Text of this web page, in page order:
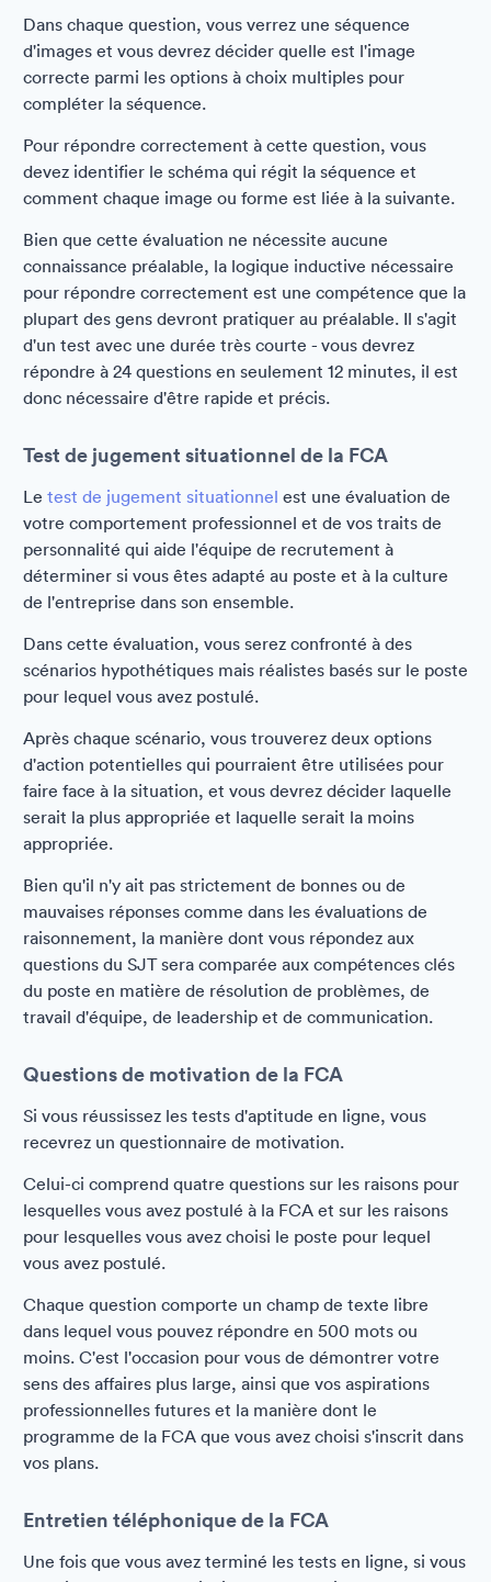
Dans chaque question, vous verrez une séquence
d'images et vous devrez décider quelle est l'image
correcte parmi les options à choix multiples pour
compléter la séquence.
Pour répondre correctement à cette question, vous
devez identifier le schéma qui régit la séquence et
comment chaque image ou forme est liée à la suivante.
Bien que cette évaluation ne nécessite aucune
connaissance préalable, la logique inductive nécessaire
pour répondre correctement est une compétence que la
plupart des gens devront pratiquer au préalable. Il s'agit
d'un test avec une durée très courte - vous devrez
répondre à 24 questions en seulement 12 minutes, il est
donc nécessaire d'être rapide et précis.
Test de jugement situationnel de la FCA
Le test de jugement situationnel est une évaluation de
votre comportement professionnel et de vos traits de
personnalité qui aide l'équipe de recrutement à
déterminer si vous êtes adapté au poste et à la culture
de l'entreprise dans son ensemble.
Dans cette évaluation, vous serez confronté à des
scénarios hypothétiques mais réalistes basés sur le poste
pour lequel vous avez postulé.
Après chaque scénario, vous trouverez deux options
d'action potentielles qui pourraient être utilisées pour
faire face à la situation, et vous devrez décider laquelle
serait la plus appropriée et laquelle serait la moins
appropriée.
Bien qu'il n'y ait pas strictement de bonnes ou de
mauvaises réponses comme dans les évaluations de
raisonnement, la manière dont vous répondez aux
questions du SJT sera comparée aux compétences clés
du poste en matière de résolution de problèmes, de
travail d'équipe, de leadership et de communication.
Questions de motivation de la FCA
Si vous réussissez les tests d'aptitude en ligne, vous
recevrez un questionnaire de motivation.
Celui-ci comprend quatre questions sur les raisons pour
lesquelles vous avez postulé à la FCA et sur les raisons
pour lesquelles vous avez choisi le poste pour lequel
vous avez postulé.
Chaque question comporte un champ de texte libre
dans lequel vous pouvez répondre en 500 mots ou
moins. C'est l'occasion pour vous de démontrer votre
sens des affaires plus large, ainsi que vos aspirations
professionnelles futures et la manière dont le
programme de la FCA que vous avez choisi s'inscrit dans
vos plans.
Entretien téléphonique de la FCA
Une fois que vous avez terminé les tests en ligne, si vous